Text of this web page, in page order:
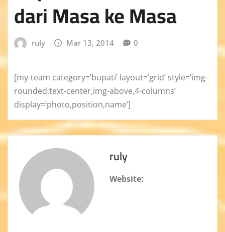
dari Masa ke Masa
ruly Mar 13, 2014 0
[my-team category=’bupati’ layout=’grid’ style=’img-
rounded,text-center,img-above,4-columns’
display=’photo,position,name’]
ruly
Website: